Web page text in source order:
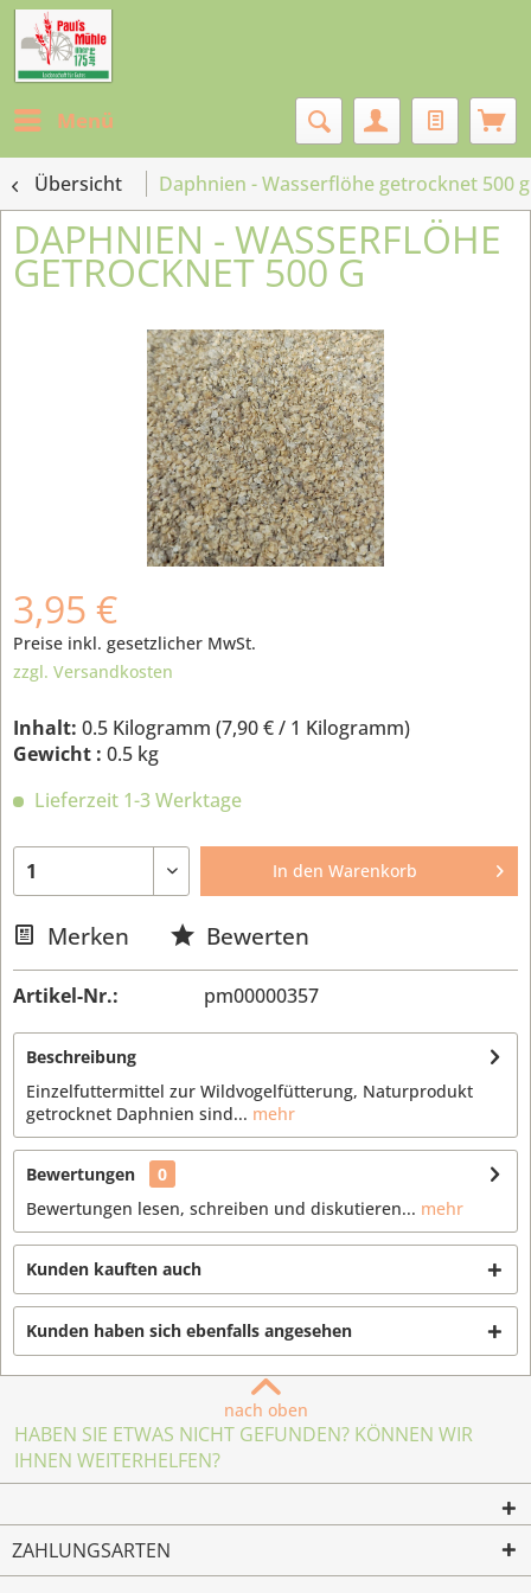
Menü
Übersicht Daphnien - Wasserflöhe getrocknet 500 g
DAPHNIEN - WASSERFLÖHE
GETROCKNET 500 G
3,95 €
Preise inkl. gesetzlicher MwSt.
zzgl. Versandkosten
Inhalt: 0.5 Kilogramm (7,90 €/ 1 Kilogramm)
Gewicht : 0.5 kg
Lieferzeit 1-3 Werktage
In den Warenkorb
Merken Bewerten
Artikel-Nr.: pm00000357
Beschreibung
Einzelfuttermittel zur Wildvogelfütterung, Naturprodukt
getrocknet Daphnien sind... mehr
Bewertungen
0
Bewertungen lesen, schreiben und diskutieren... mehr
Kunden kauften auch
Kunden haben sich ebenfalls angesehen
nach oben
HABEN SIE ETWAS NICHT GEFUNDEN? KÖNNEN WIR
IHNEN WEITERHELFEN?
ZAHLUNGSARTEN